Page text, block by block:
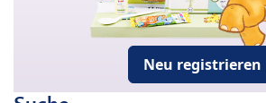
Neu registrieren